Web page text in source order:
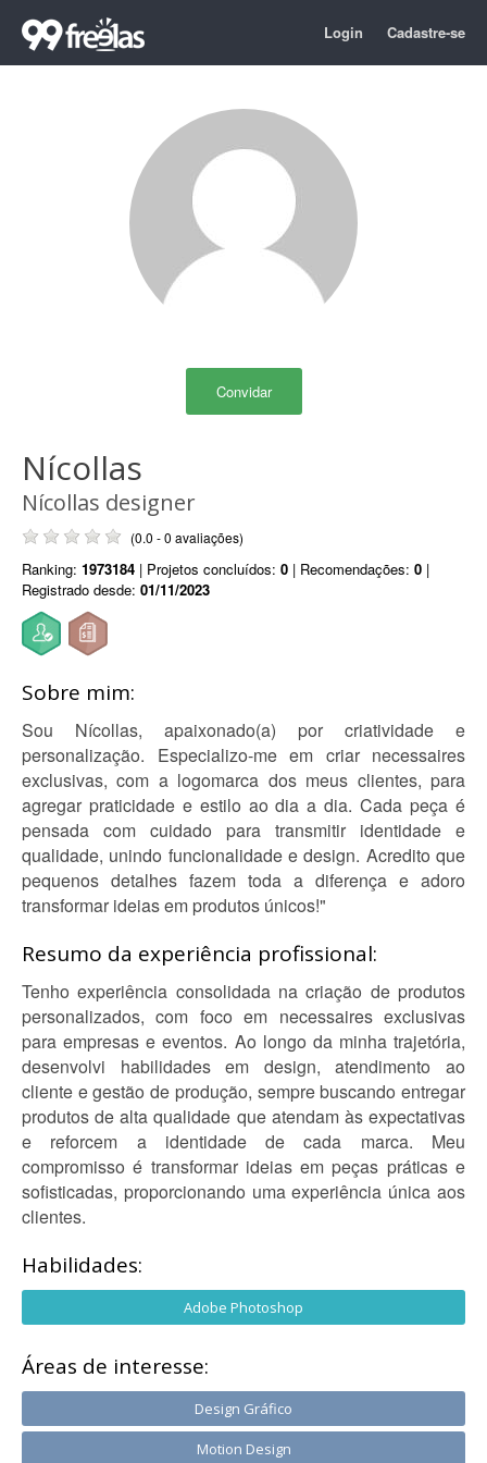
Login Cadastre-se
Convidar
Nícollas
Nícollas designer
(0.0 - 0 avaliações)
Ranking: 1973184 | Projetos concluídos: 0 | Recomendações: 0 |
Registrado desde: 01/11/2023
Sobre mim:
Sou Nícollas, apaixonado(a) por criatividade e
personalização. Especializo-me em criar necessaires
exclusivas, com a logomarca dos meus clientes, para
agregar praticidade e estilo ao dia a dia. Cada peça é
pensada com cuidado para transmitir identidade e
qualidade, unindo funcionalidade e design. Acredito que
pequenos detalhes fazem toda a diferença e adoro
transformar ideias em produtos únicos!"
Resumo da experiência profissional:
Tenho experiência consolidada na criação de produtos
personalizados, com foco em necessaires exclusivas
para empresas e eventos. Ao longo da minha trajetória,
desenvolvi habilidades em design, atendimento ao
cliente e gestão de produção, sempre buscando entregar
produtos de alta qualidade que atendam às expectativas
e reforcem a identidade de cada marca. Meu
compromisso é transformar ideias em peças práticas e
sofisticadas, proporcionando uma experiência única aos
clientes.
Habilidades:
Adobe Photoshop
Áreas de interesse:
Design Gráfico
Motion Design